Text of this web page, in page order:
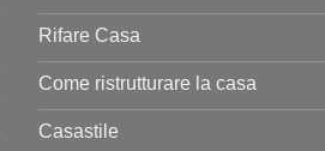
Rifare Casa
Come ristrutturare la casa
Casastile